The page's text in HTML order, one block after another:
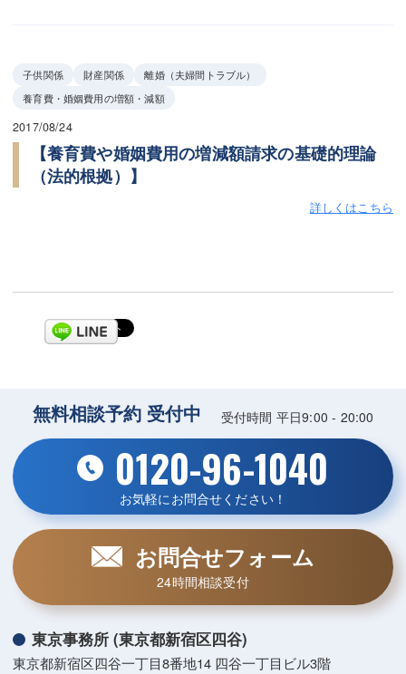
子供関係 財産関係
離婚（夫婦間トラブル）
養育費・婚姻費用の増額・減額
2017/08/24
【養育費や婚姻費用の増減額請求の基礎的理論
（法的根拠）】
詳しくはこちら
無料相談予約 受付中 受付時間 平日9:00 - 20:00
0120-96-1040
お気軽にお問合せください！
お問合せフォーム
24時間相談受付
東京事務所 (東京都新宿区四谷)
東京都新宿区四谷一丁目8番地14 四谷一丁目ビル3階